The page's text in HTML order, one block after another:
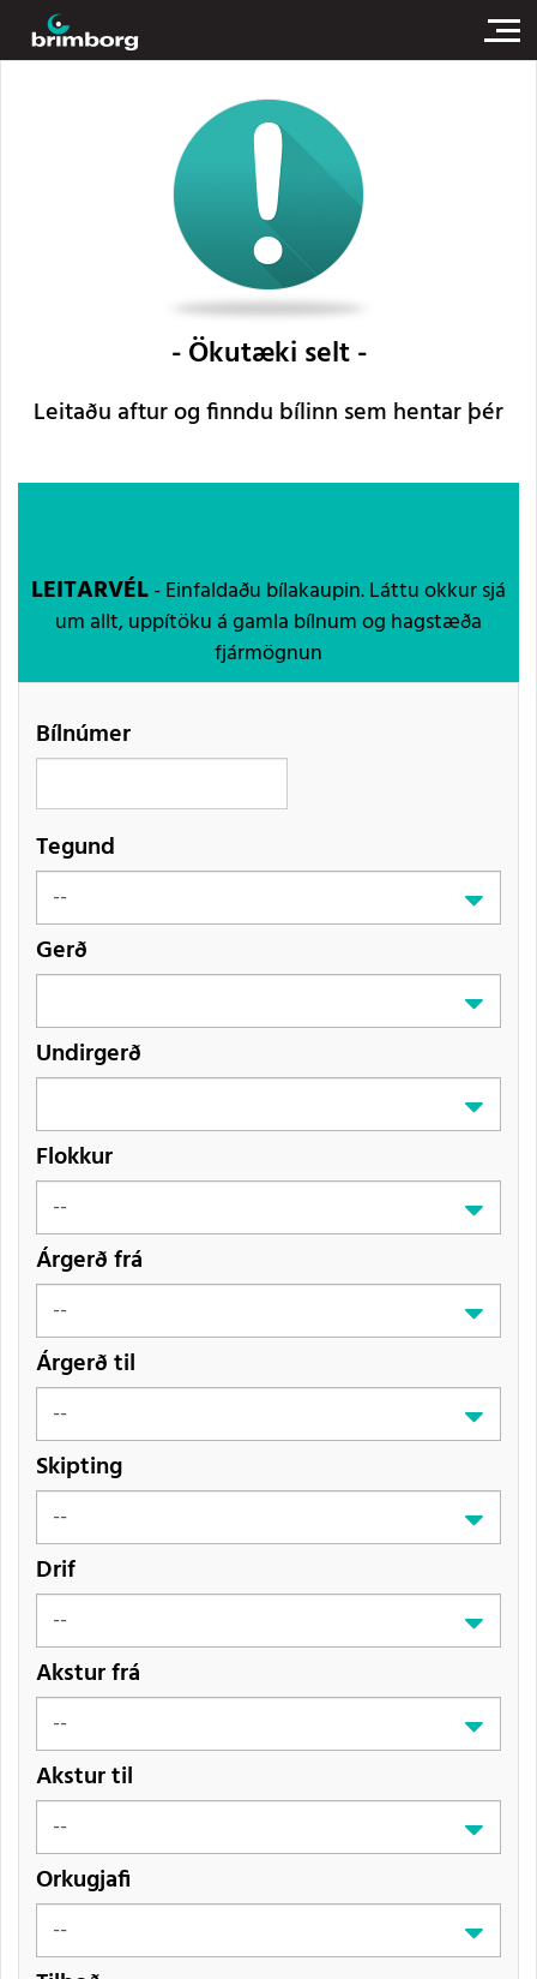
Ökutæki selt
Leitaðu aftur og finndu bílinn sem hentar þér
LEITARVÉL- Einfaldaðu bílakaupin. Láttu okkur sjá
um allt, uppítöku á gamla bílnum og hagstæða
fjármögnun
Bílnúmer
Tegund
Gerð
Undirgerð
Flokkur
Árgerð frá
Árgerð til
Skipting
Drif
Akstur frá
Akstur til
Orkugjafi